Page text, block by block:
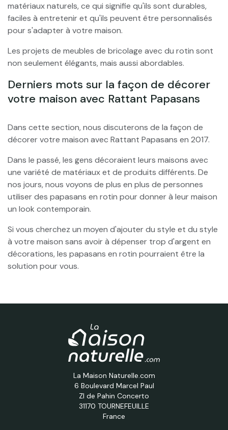
matériaux naturels, ce qui signifie qu'ils sont durables,
faciles à entretenir et qu'ils peuvent être personnalisés
pour s'adapter à votre maison.
Les projets de meubles de bricolage avec du rotin sont
non seulement élégants, mais aussi abordables.
Derniers mots sur la façon de décorer
votre maison avec Rattant Papasans
Dans cette section, nous discuterons de la façon de
décorer votre maison avec Rattant Papasans en 2017.
Dans le passé, les gens décoraient leurs maisons avec
une variété de matériaux et de produits différents. De
nos jours, nous voyons de plus en plus de personnes
utiliser des papasans en rotin pour donner à leur maison
un look contemporain.
Si vous cherchez un moyen d'ajouter du style et du style
à votre maison sans avoir à dépenser trop d'argent en
décorations, les papasans en rotin pourraient être la
solution pour vous.
La Maison Naturelle.com
6 Boulevard Marcel Paul
ZI de Pahin Concerto
31170 TOURNEFEUILLE
France